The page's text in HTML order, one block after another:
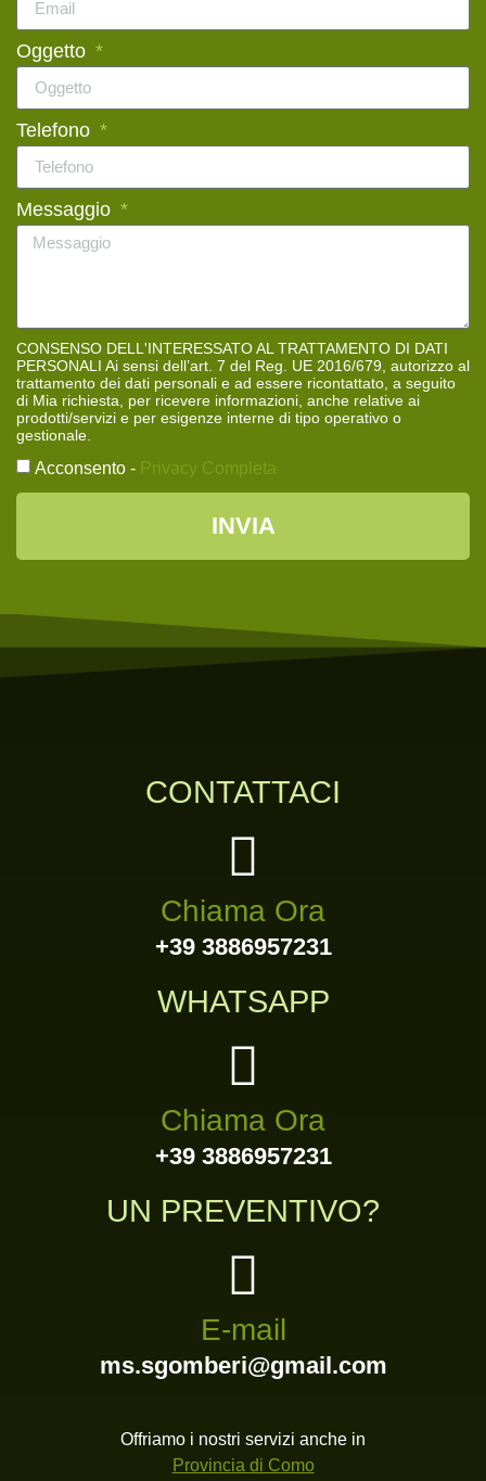
Oggetto
Telefono
Messaggio
CONSENSO DELL'INTERESSATO AL TRATTAMENTO DI DATI
PERSONALI Ai sensi dell’art. 7 del Reg. UE 2016/679, autorizzo al
trattamento dei dati personali e ad essere ricontattato, a seguito
di Mia richiesta, per ricevere informazioni, anche relative ai
prodotti/servizi e per esigenze interne di tipo operativo o
gestionale.
Acconsento - Privacy Completa
INVIA
CONTATTACI
Chiama Ora
+39 3886957231
WHATSAPP
Chiama Ora
+39 3886957231
UN PREVENTIVO?
E-mail
ms.sgomberi@gmail.com
Offriamo i nostri servizi anche in
Provincia di Como